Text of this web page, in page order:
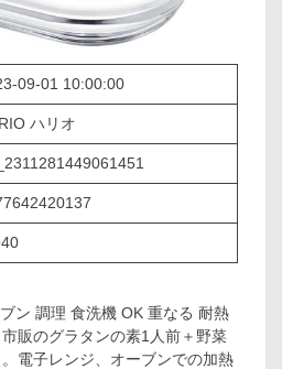
09-01 10:00:00
ハリオ
ン 調理 食洗機 OK 重なる 耐熱
販のグラタンの素1人前＋野菜
電子レンジ、オーブンでの加熱